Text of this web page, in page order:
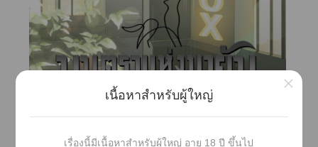
เนื้อหาสำหรับผู้ใหญ่
เรื่องนี้มีเนื้อหาสำหรับผู้ใหญ่ อายุ 18 ปี ขึ้นไป
×